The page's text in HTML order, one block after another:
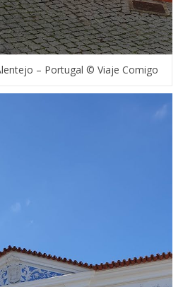
– Portugal © Viaje Comigo